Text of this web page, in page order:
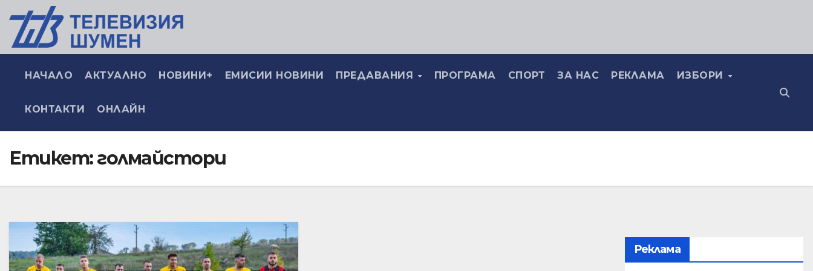
НАЧАЛО АКТУАЛНО НОВИНИ+ ЕМИСИИ НОВИНИ ПРЕДАВАНИЯ ПРОГРАМА СПОРТ ЗА НАС РЕКЛАМА ИЗБОРИ
КОНТАКТИ ОНЛАЙН
Етикет:голмайстори
Реклама